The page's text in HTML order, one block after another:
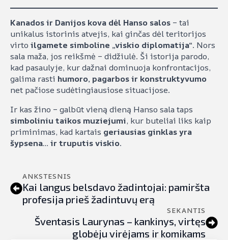
Kanados ir Danijos kova dėl Hanso salos – tai
unikalus istorinis atvejis, kai ginčas dėl teritorijos
virto ilgamete simboline „viskio diplomatija“. Nors
sala maža, jos reikšmė – didžiulė. Ši istorija parodo,
kad pasaulyje, kur dažnai dominuoja konfrontacijos,
galima rasti humoro, pagarbos ir konstruktyvumo
net pačiose sudėtingiausiose situacijose.
Ir kas žino – galbūt vieną dieną Hanso sala taps
simboliniu taikos muziejumi, kur buteliai liks kaip
priminimas, kad kartais geriausias ginklas yra
šypsena… ir truputis viskio.
ANKSTESNIS
Kai langus belsdavo žadintojai: pamiršta
profesija prieš žadintuvų erą
SEKANTIS
Šventasis Laurynas – kankinys, virtęs
globėju virėjams ir komikams